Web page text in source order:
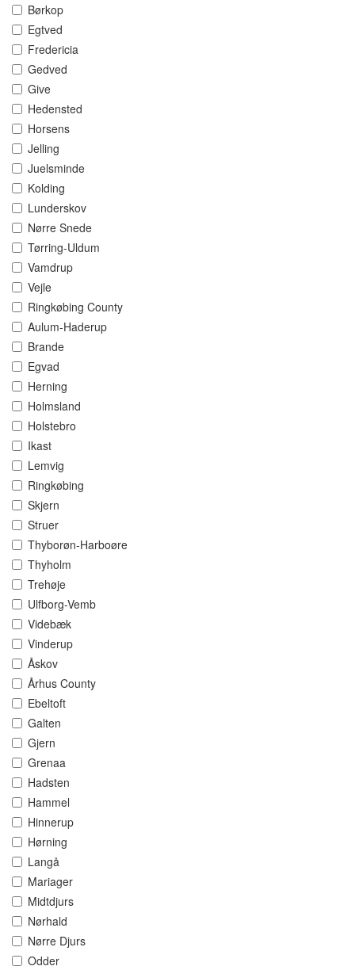
Børkop
Egtved
Fredericia
Gedved
Give
Hedensted
Horsens
Jelling
Juelsminde
Kolding
Lunderskov
Nørre Snede
Tørring-Uldum
Vamdrup
Vejle
Ringkøbing County
Aulum-Haderup
Brande
Egvad
Herning
Holmsland
Holstebro
Ikast
Lemvig
Ringkøbing
Skjern
Struer
Thyborøn-Harboøre
Thyholm
Trehøje
Ulfborg-Vemb
Videbæk
Vinderup
Åskov
Århus County
Ebeltoft
Galten
Gjern
Grenaa
Hadsten
Hammel
Hinnerup
Hørning
Langå
Mariager
Midtdjurs
Nørhald
Nørre Djurs
Odder